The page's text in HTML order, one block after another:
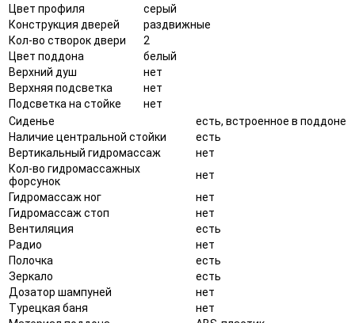
Цвет профиля
серый
Конструкция дверей
раздвижные
Кол-во створок двери
2
Цвет поддона
белый
Верхний душ
нет
Верхняя подсветка
нет
Подсветка на стойке
нет
Сиденье
есть, встроенное в поддоне
Наличие центральной стойки
есть
Вертикальный гидромассаж
нет
Кол-во гидромассажных
форсунок
нет
Гидромассаж ног
нет
Гидромассаж стоп
нет
Вентиляция
есть
Радио
нет
Полочка
есть
Зеркало
есть
Дозатор шампуней
нет
Турецкая баня
нет